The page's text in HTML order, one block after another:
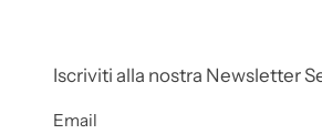
Iscriviti alla nostra Newsletter
Email